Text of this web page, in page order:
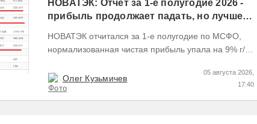
НОВАТЭК: Отчет за 1-е полугодие 2026 -
прибыль продолжает падать, но лучшее
НОВАТЭК отчитался за 1-е полугодие по МСФО,
нормализованная чистая прибыль упала на 9% г/г
Олег Кузьмичев
05 августа 2026,
17:40